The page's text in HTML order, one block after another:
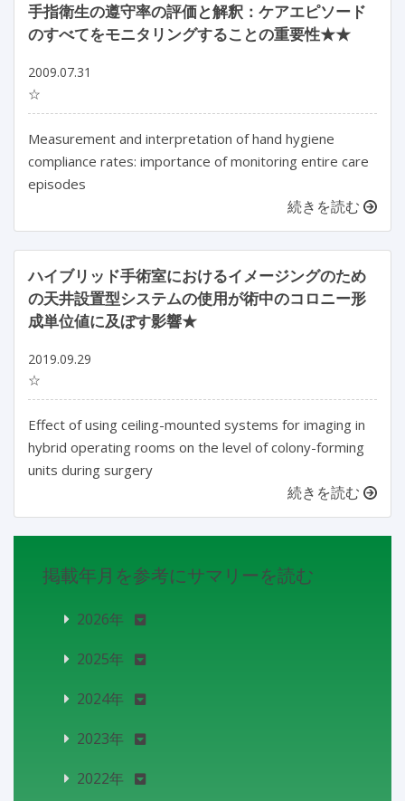
手指衛生の遵守率の評価と解釈：ケアエピソード
のすべてをモニタリングすることの重要性★★
2009.07.31
☆
Measurement and interpretation of hand hygiene
compliance rates: importance of monitoring entire care
episodes
続きを読む
ハイブリッド手術室におけるイメージングのため
の天井設置型システムの使用が術中のコロニー形
成単位値に及ぼす影響★
2019.09.29
☆
Effect of using ceiling-mounted systems for imaging in
hybrid operating rooms on the level of colony-forming
units during surgery
続きを読む
掲載年月を参考にサマリーを読む
2026年
2025年
2024年
2023年
2022年